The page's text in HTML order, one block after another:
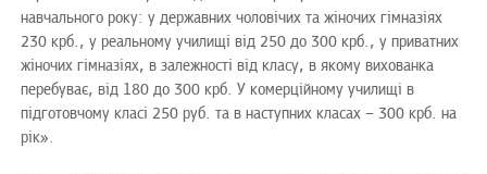
навчального року: у державних чоловічих та жіночих гімназіях
230 крб., у реальному училищі від 250 до 300 крб., у приватних
жіночих гімназіях, в залежності від класу, в якому вихованка
перебуває, від 180 до 300 крб. У комерційному училищі в
підготовчому класі 250 руб. та в наступних класах – 300 крб. на
рік».